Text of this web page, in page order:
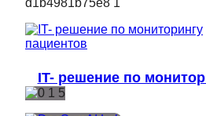
IT- решение по